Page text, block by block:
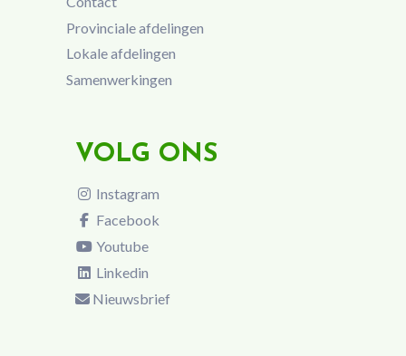
Provinciale afdelingen
Lokale afdelingen
Samenwerkingen
VOLG ONS
Instagram
Facebook
Youtube
Linkedin
Nieuwsbrief